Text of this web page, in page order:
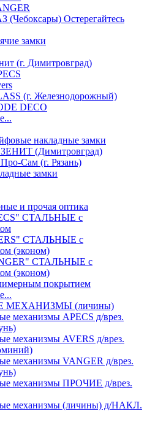
(Чебоксары) Остерегайтесь
замки
(г. Димитровград)
(г. Железнодорожный)
DECO
накладные замки
(Димитровград)
Сам (г. Рязань)
замки
и прочая оптика
СТАЛЬНЫЕ с
СТАЛЬНЫЕ с
(эконом)
СТАЛЬНЫЕ с
(эконом)
покрытием
(личины)
механизмы APECS д/врез.
механизмы AVERS д/врез.
механизмы VANGER д/врез.
механизмы ПРОЧИЕ д/врез.
механизмы (личины) д/НАКЛ.